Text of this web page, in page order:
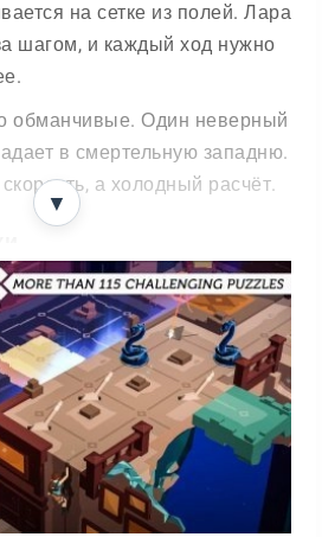
на сетке из полей. Лара
шагом, и каждый ход нужно
обманчивые. Один неверный
в смертельную западню.
а холодный расчёт.
разные противники, и у
На пути вам встретятся:
атакуют при приближении;
поджидающие добычу;
на каждом шагу.
чем живые враги. Будьте
сюрпризам:
▼